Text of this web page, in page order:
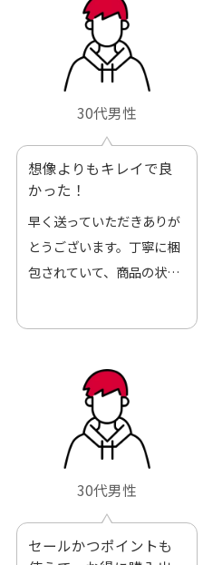
30代男性
想像よりもキレイで良
かった！
早く送っていただきありが
とうございます。丁寧に梱
包されていて、商品の状態
30代男性
セールかつポイントも